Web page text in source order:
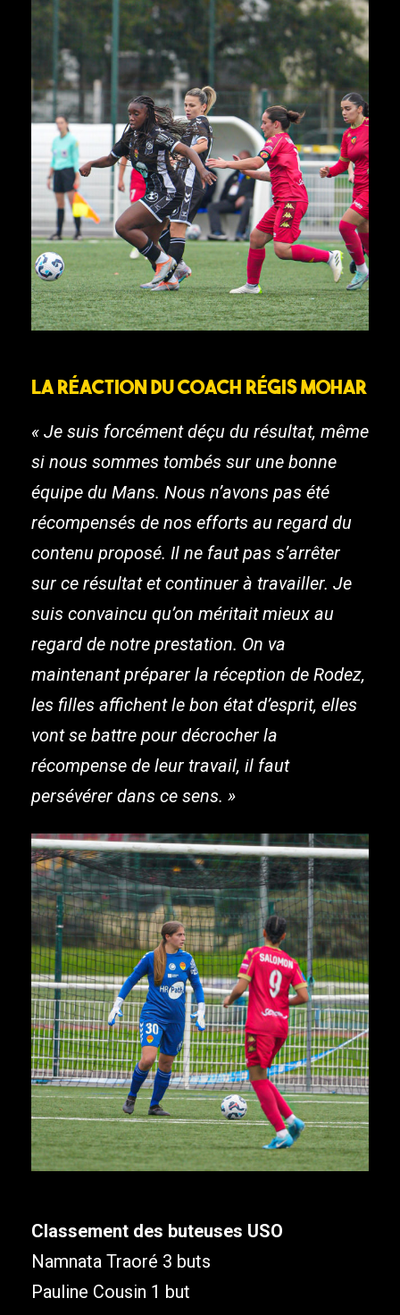
La réaction du coach Régis Mohar
« Je suis forcément déçu du résultat, même
si nous sommes tombés sur une bonne
équipe du Mans. Nous n’avons pas été
récompensés de nos efforts au regard du
contenu proposé. Il ne faut pas s’arrêter
sur ce résultat et continuer à travailler. Je
suis convaincu qu’on méritait mieux au
regard de notre prestation. On va
maintenant préparer la réception de Rodez,
les filles affichent le bon état d’esprit, elles
vont se battre pour décrocher la
récompense de leur travail, il faut
persévérer dans ce sens. »
Classement des buteuses USO
Namnata Traoré 3 buts
Pauline Cousin 1 but